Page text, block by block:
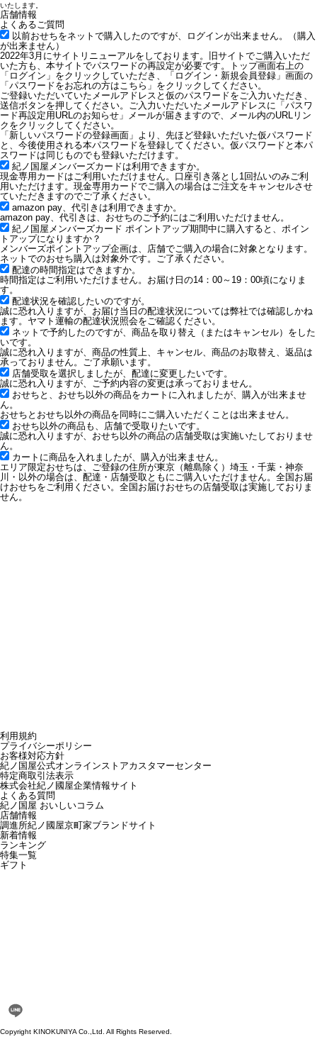
いたします。
店舗情報
よくあるご質問
以前おせちをネットで購入したのですが、ログインが出来ません。（購入
が出来ません）
2022年3月にサイトリニューアルをしております。旧サイトでご購入いただ
いた方も、本サイトでパスワードの再設定が必要です。トップ画面右上の
「ログイン」をクリックしていただき、「ログイン・新規会員登録」画面の
「パスワードをお忘れの方はこちら」をクリックしてください。
ご登録いただいていたメールアドレスと仮のパスワードをご入力いただき、
送信ボタンを押してください。ご入力いただいたメールアドレスに「パスワ
ード再設定用URLのお知らせ」メールが届きますので、メール内のURLリン
クをクリックしてください。
「新しいパスワードの登録画面」より、先ほど登録いただいた仮パスワード
と、今後使用される本パスワードを登録してください。仮パスワードと本パ
スワードは同じものでも登録いただけます。
紀ノ国屋メンバーズカードは利用できますか。
現金専用カードはご利用いただけません。 口座引き落とし1回払いのみご利
用いただけます。 現金専用カードでご購入の場合はご注文をキャンセルさせ
ていただきますのでご了承ください。
amazon pay、代引きは利用できますか。
amazon pay、代引きは、おせちのご予約にはご利用いただけません。
紀ノ国屋メンバーズカード ポイントアップ期間中に購入すると、ポイン
トアップになりますか？
メンバーズポイントアップ企画は、店舗でご購入の場合に対象となります。
ネットでのおせち購入は対象外です。ご了承ください。
配達の時間指定はできますか。
時間指定はご利用いただけません。お届け日の14：00～19：00頃になりま
す。
配達状況を確認したいのですが。
誠に恐れ入りますが、お届け当日の配達状況については弊社では確認しかね
ます。ヤマト運輸の配達状況照会をご確認ください。
ネットで予約したのですが、商品を取り替え（またはキャンセル）をした
いです。
誠に恐れ入りますが、商品の性質上、キャンセル、商品のお取替え、返品は
承っておりません。ご了承願います。
店舗受取を選択しましたが、配達に変更したいです。
誠に恐れ入りますが、ご予約内容の変更は承っておりません。
おせちと、おせち以外の商品をカートに入れましたが、購入が出来ませ
ん。
おせちとおせち以外の商品を同時にご購入いただくことは出来ません。
おせち以外の商品も、店舗で受取りたいです。
誠に恐れ入りますが、おせち以外の商品の店舗受取は実施いたしておりませ
ん。
カートに商品を入れましたが、購入が出来ません。
エリア限定おせちは、ご登録の住所が東京（離島除く）埼玉・千葉・神奈
川・以外の場合は、配達・店舗受取ともにご購入いただけません。全国お届
けおせちをご利用ください。全国お届けおせちの店舗受取は実施しておりま
せん。
利用規約
プライバシーポリシー
お客様対応方針
紀ノ国屋公式オンラインストアカスタマーセンター
特定商取引法表示
株式会社紀ノ國屋企業情報サイト
よくある質問
紀ノ国屋 おいしいコラム
店舗情報
調進所紀ノ國屋京町家ブランドサイト
新着情報
ランキング
特集一覧
ギフト
Copyright KINOKUNIYA Co.,Ltd. All Rights Reserved.